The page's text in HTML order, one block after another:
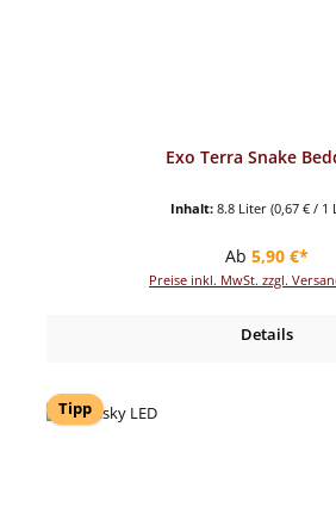
Exo Terra Snake
Inhalt: 8.8 Liter (0,67 € / 1
Regulärer
Ab 5,90 €*
Preise inkl. MwSt. zzgl.
Details
Tipp